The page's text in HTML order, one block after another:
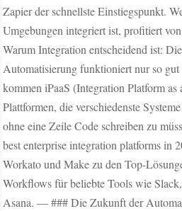
Zapier der schnellste Einstiegspunkt.
Umgebungen integriert ist, profitiert
Warum Integration entscheidend ist:
Automatisierung funktioniert nur so
kommen iPaaS (Integration Platform
Plattformen, die verschiedenste
ohne eine Zeile Code schreiben zu
best enterprise integration platforms in
Workato und Make zu den Top-
Workflows für beliebte Tools wie
Asana. — ### Die Zukunft der